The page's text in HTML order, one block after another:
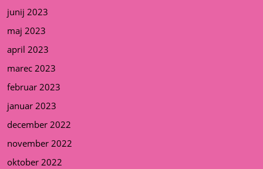
junij 2023
maj 2023
april 2023
marec 2023
februar 2023
januar 2023
december 2022
november 2022
oktober 2022